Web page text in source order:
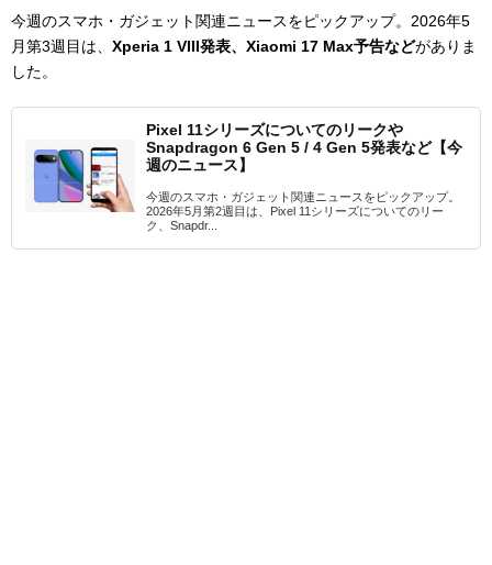
今週のスマホ・ガジェット関連ニュースをピックアップ。2026年5
月第3週目は、 Xperia 1 VIII発表、Xiaomi 17 Max予告などがありま
した。
Pixel 11シリーズについてのリークや
Snapdragon 6 Gen 5 / 4 Gen 5発表など【今
週のニュース】
今週のスマホ・ガジェット関連ニュースをピックアップ。
2026年5月第2週目は、Pixel 11シリーズについてのリー
ク、Snapdr...